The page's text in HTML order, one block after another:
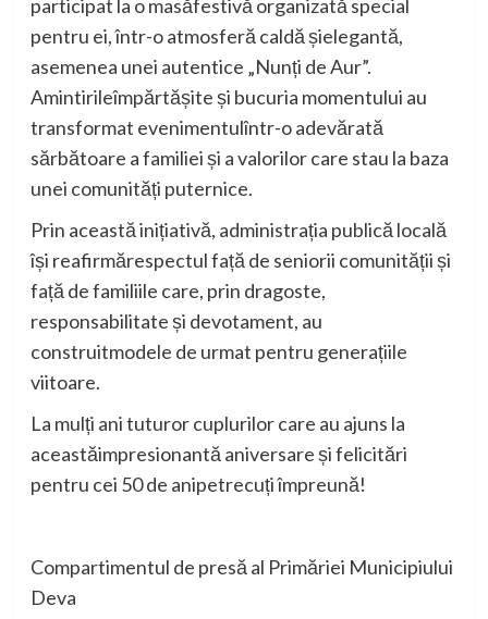
participat la omasăfestivă organizatăspecial
pentru ei,într-oatmosferă caldășielegantă,
asemenea unei autentice „Nunți deAur”.
Amintirileîmpărtășiteși bucuria momentului au
transformat evenimentulîntr-oadevărată
sărbătoare afamilieiși avalorilorcare stau la baza
unei comunități puternice.
Prin aceastăinițiativă, administrația publică locală
își reafirmărespectulfațăde seniorii comunitățiiși
fațădefamiliile care, prin dragoste,
responsabilitateși devotament, au
construitmodele de urmat pentru generațiile
viitoare.
La mulți anituturor cuplurilorcare au ajuns la
aceastăimpresionantă aniversareșifelicitări
pentru cei 50 de anipetrecuțiîmpreună!
Compartimentul de presăal Primăriei Municipiului
Deva